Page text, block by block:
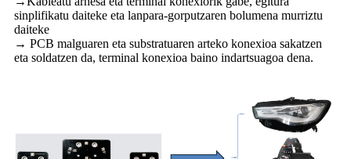
sinplifikatu daiteke eta lanpara-gorputzaren bolumena murriztu
daiteke
→ PCB malguaren eta substratuaren arteko konexioa sakatzen
eta soldatzen da, terminal konexioa baino indartsuagoa dena.